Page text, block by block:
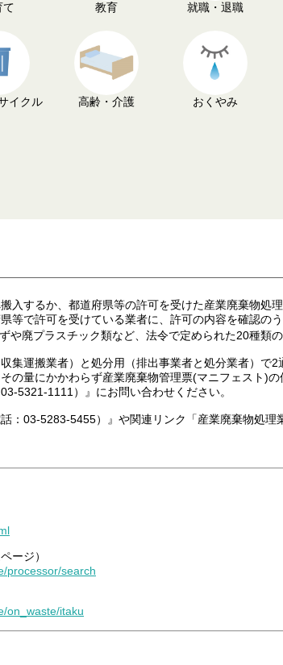
て 教育 就職・退職
イクル 高齢・介護 おくやみ
するか、都道府県等の許可を受けた産業廃棄物処
で許可を受けている業者に、許可の内容を確認の
廃プラスチック類など、法令で定められた20種類の
集運搬業者）と処分用（排出事業者と処分業者）で
の量にかかわらず産業廃棄物管理票(マニフェスト)
5321-1111）』にお問い合わせください。
：03-5283-5455）』や関連リンク「産業廃棄物処
ージ）
processor/search
on_waste/itaku